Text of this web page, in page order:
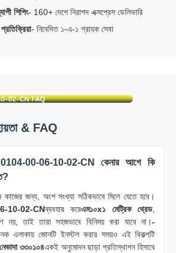
শিপিং- 160+ দেশে নিরাপদ এক্সপ্রেস ডেলিভারি
- নিবেদিত ১-এ-১ গ্রাহক সেবা
& FAQ
00-06-10-02-CN কেনার আগে কি
কাজের জন্য, অংশ সংখ্যা সঠিকভাবে মিলে যেতে হবে।
10-02-CNব্যবহার করেএম১০x১ মেট্রিক থ্রেড,
তাই তারা সহজভাবে বিনিময় করা যাবে না।-
এলাকায় জোনটি ইনস্টল করার সময়ও এই বিকল্পটি
নেভাদা ৩৩০১০৪একই অনুমোদন ছাড়া প্রতিস্থাপন হিসাবে